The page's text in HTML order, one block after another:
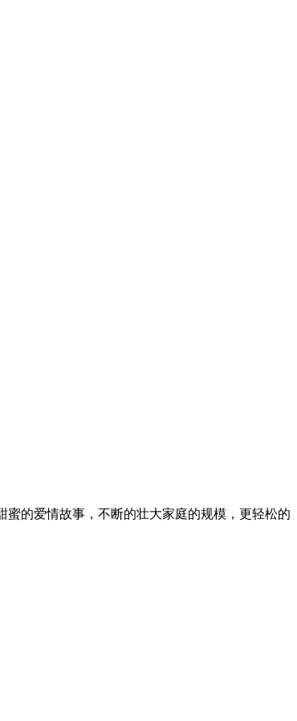
的爱情故事，不断的壮大家庭的规模，更轻松的